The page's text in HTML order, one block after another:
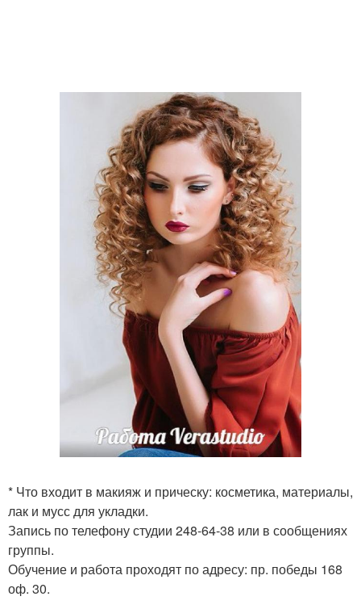
* Что входит в макияж и прическу: косметика, материалы,
лак и мусс для укладки.
Запись по телефону студии 248-64-38 или в сообщениях
группы.
Обучение и работа проходят по адресу: пр. победы 168
оф. 30.